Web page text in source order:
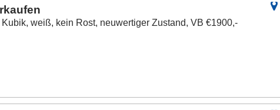
weiß, kein Rost, neuwertiger Zustand, VB €1900,-